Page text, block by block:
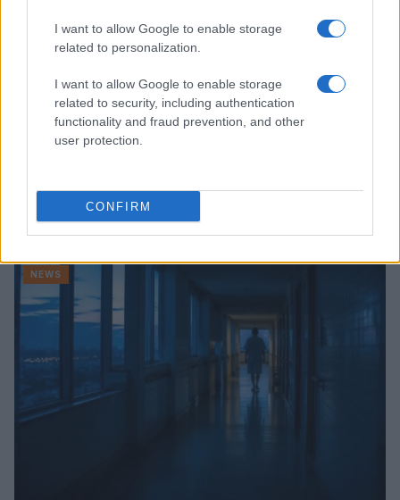
I want to allow Google to enable storage
related to personalization.
I want to allow Google to enable storage
related to security, including authentication
functionality and fraud prevention, and other
user protection.
CONFIRM
Ariana Grande debutta al primo posto con Petal e
annuncia una pausa dalla vita pubblica
Letizia Fontana · 8 Ago 2026
NEWS